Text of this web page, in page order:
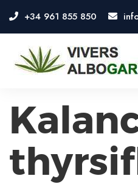
+34 961 855 850